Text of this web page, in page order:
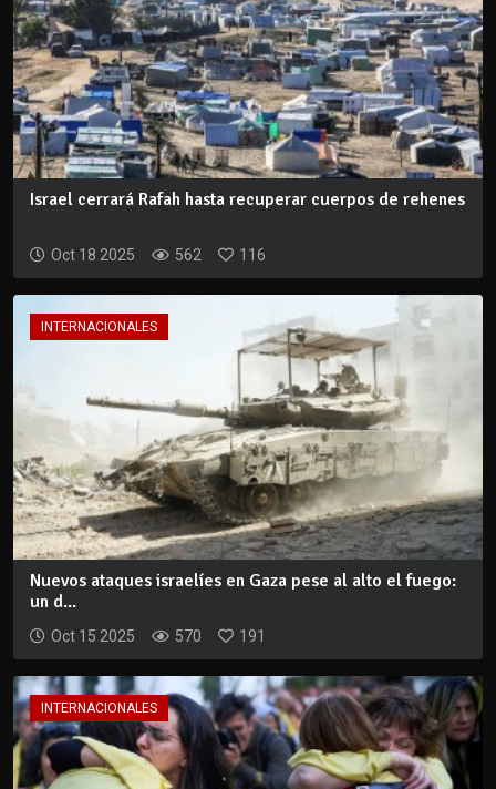
Israel cerrará Rafah hasta recuperar cuerpos de rehenes
Oct 18 2025 562 116
INTERNACIONALES
Nuevos ataques israelíes en Gaza pese al alto el fuego:
un d...
Oct 15 2025 570 191
INTERNACIONALES